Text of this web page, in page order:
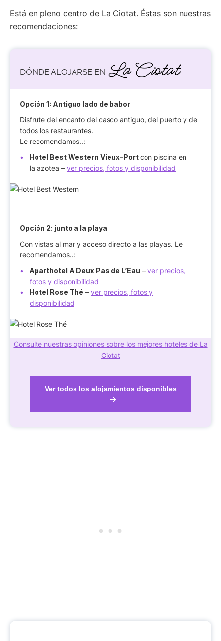
Está en pleno centro de La Ciotat. Éstas son nuestras
recomendaciones:
DÓNDE ALOJARSE EN La Ciotat
Opción 1: Antiguo lado de babor
Disfrute del encanto del casco antiguo, del puerto y de
todos los restaurantes.
Le recomendamos..:
Hotel Best Western Vieux-Portcon piscina en
la azotea – ver precios, fotos y disponibilidad
Opción 2: junto a la playa
Con vistas al mar y acceso directo a las playas. Le
recomendamos..:
Aparthotel A Deux Pas de L’Eau – ver precios,
fotos y disponibilidad
Hotel Rose Thé – ver precios, fotos y
disponibilidad
Consulte nuestras opiniones sobre los mejores hoteles de La
Ciotat
Ver todos los alojamientos disponibles